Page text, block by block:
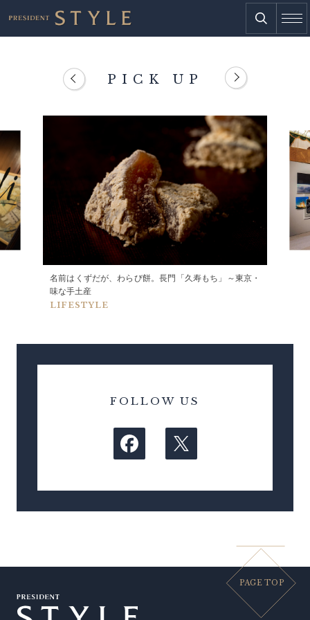
PICK UP
名前はくずだが、わらび餅。長門「久寿もち」～東京・
味な手土産
LIFESTYLE
FOLLOW US
PAGE TOP